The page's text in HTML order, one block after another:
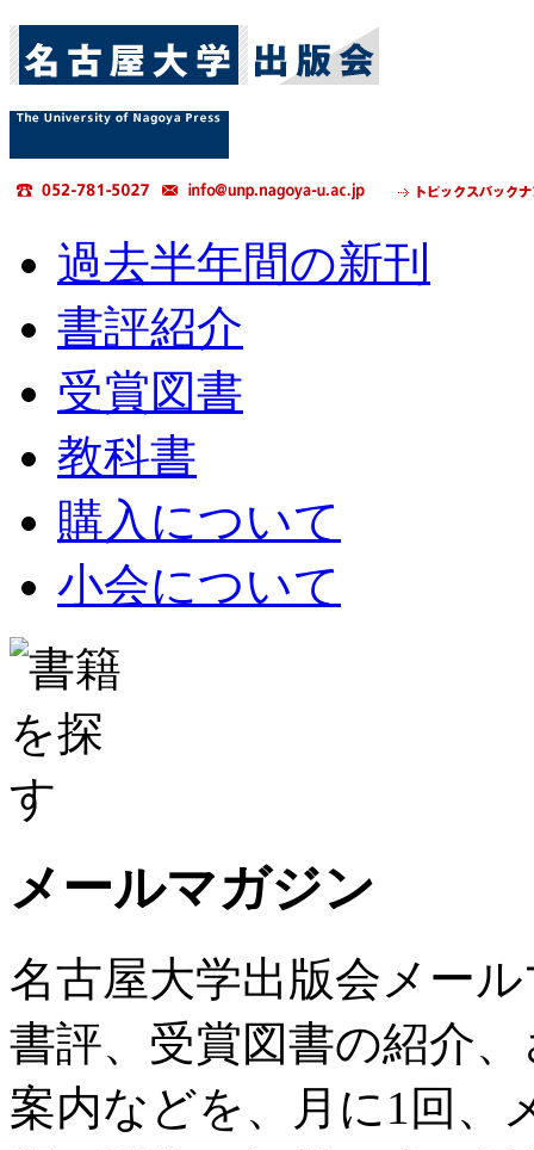
過去半年間の新刊
書評紹介
受賞図書
教科書
購入について
小会について
メールマガジン
名古屋大学出版会メー
書評、受賞図書の紹介
案内などを、月に1回、